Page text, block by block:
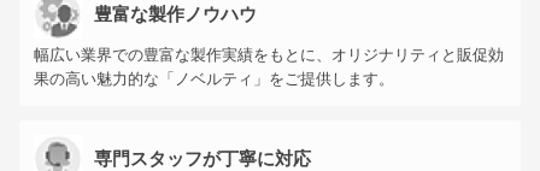
豊富な製作ノウハウ
幅広い業界での豊富な製作実績をもとに、オリジナリティと販促効
果の高い魅力的な「ノベルティ」をご提供します。
専門スタッフが丁寧に対応